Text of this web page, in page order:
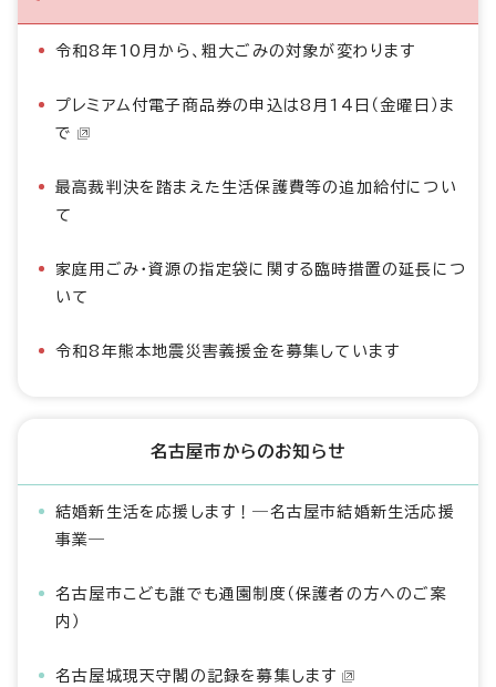
令和8年10月から、粗大ごみの対象が変わります
プレミアム付電子商品券の申込は8月14日（金曜日）ま
で
最高裁判決を踏まえた生活保護費等の追加給付につい
て
家庭用ごみ・資源の指定袋に関する臨時措置の延長につ
いて
令和8年熊本地震災害義援金を募集しています
名古屋市からのお知らせ
結婚新生活を応援します！―名古屋市結婚新生活応援
事業―
名古屋市こども誰でも通園制度（保護者の方へのご案
内）
名古屋城現天守閣の記録を募集します